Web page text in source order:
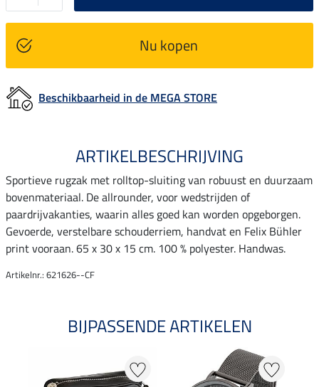
Nu kopen
Beschikbaarheid in de MEGA STORE
ARTIKELBESCHRIJVING
Sportieve rugzak met rolltop-sluiting van robuust en duurzaam
bovenmateriaal. De allrounder, voor wedstrijden of
paardrijvakanties, waarin alles goed kan worden opgeborgen.
Gevoerde, verstelbare schouderriem, handvat en Felix Bühler
print vooraan. 65 x 30 x 15 cm. 100 % polyester. Handwas.
Artikelnr.: 621626--CF
BIJPASSENDE ARTIKELEN